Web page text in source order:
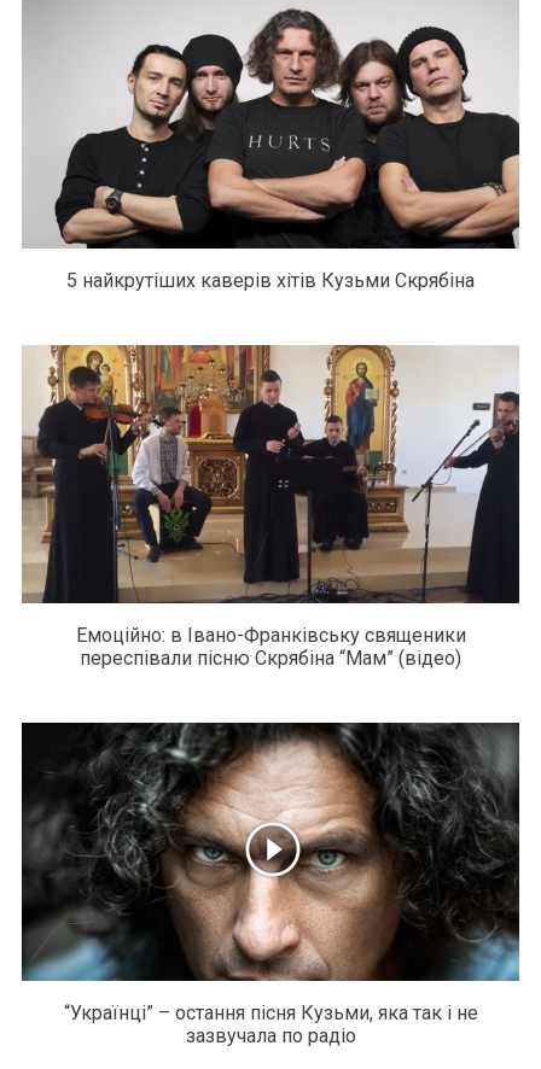
5 найкрутіших каверів хітів Кузьми Скрябіна
Емоційно: в Івано-Франківську священики
переспівали пісню Скрябіна “Мам” (відео)
“Українці” – остання пісня Кузьми, яка так і не
зазвучала по радіо